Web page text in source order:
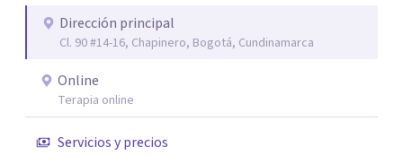
forma presencial y también online.
Dirección principal
Cl. 90 #14-16, Chapinero, Bogotá, Cundinamarca
Online
Terapia online
Servicios y precios